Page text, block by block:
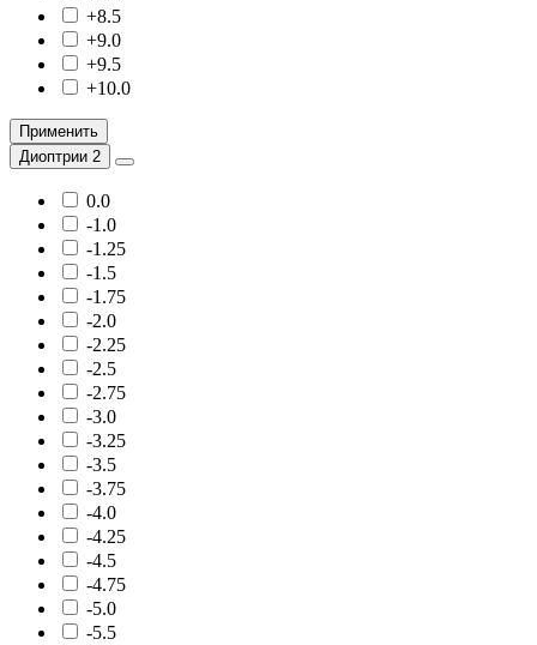
+8.5
+9.0
+9.5
+10.0
Применить
Диоптрии 2
0.0
-1.0
-1.25
-1.5
-1.75
-2.0
-2.25
-2.5
-2.75
-3.0
-3.25
-3.5
-3.75
-4.0
-4.25
-4.5
-4.75
-5.0
-5.5